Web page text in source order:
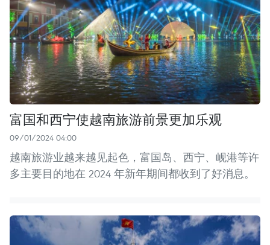
富国和西宁使越南旅游前景更加乐观
09/01/2024 04:00
越南旅游业越来越见起色，富国岛、西宁、岘港等许
多主要目的地在 2024 年新年期间都收到了好消息。